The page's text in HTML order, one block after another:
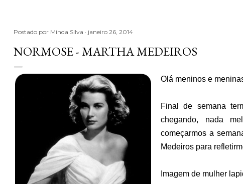
Postado por Minda Silva janeiro 26, 2014
NORMOSE - MARTHA MEDEIROS
Olá meninos e
Final de semana
chegando, nada
começarmos a
Medeiros para
Imagem de mulher